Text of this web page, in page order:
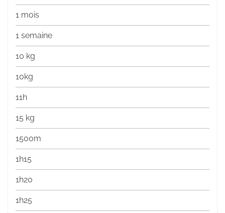
1 mois
1 semaine
10 kg
10kg
11h
15 kg
1500m
1h15
1h20
1h25